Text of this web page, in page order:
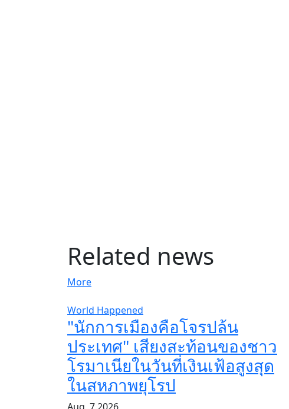
Related news
More
World Happened
"นักการเมืองคือโจรปล้น
ประเทศ" เสียงสะท้อนของชาว
โรมาเนียในวันที่เงินเฟ้อสูงสุด
ในสหภาพยุโรป